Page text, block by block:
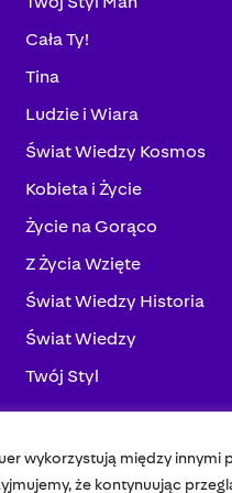
wykorzystują między
że kontynuując
Cała Ty!
Tina
Ludzie i Wiara
Świat Wiedzy Kosmos
Kobieta i Życie
Życie na Gorąco
Z Życia Wzięte
Świat Wiedzy Historia
Świat Wiedzy
Twój Styl
Reserved.